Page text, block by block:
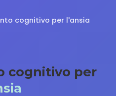
cognitivo per l'ansia
cognitivo per